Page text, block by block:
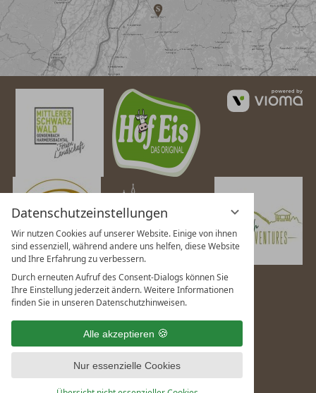
Datenschutzeinstellungen
Wir nutzen Cookies auf unserer Website. Einige von ihnen
sind essenziell, während andere uns helfen, diese Website
und Ihre Erfahrung zu verbessern.
Durch erneuten Aufruf des Consent-Dialogs können Sie
Ihre Einstellung jederzeit ändern. Weitere Informationen
finden Sie in unseren Datenschutzhinweisen.
Alle akzeptieren
Nur essenzielle Cookies